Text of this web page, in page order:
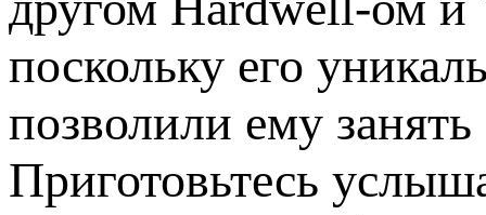
поскольку его
позволили ему
Приготовьтесь